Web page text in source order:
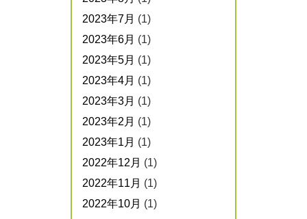
2023年7月 (1)
2023年6月 (1)
2023年5月 (1)
2023年4月 (1)
2023年3月 (1)
2023年2月 (1)
2023年1月 (1)
2022年12月 (1)
2022年11月 (1)
2022年10月 (1)